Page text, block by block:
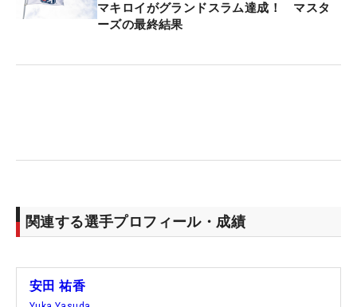
マキロイがグランドスラム達成！ マスタ
ーズの最終結果
関連する選手プロフィール・成績
安田 祐香